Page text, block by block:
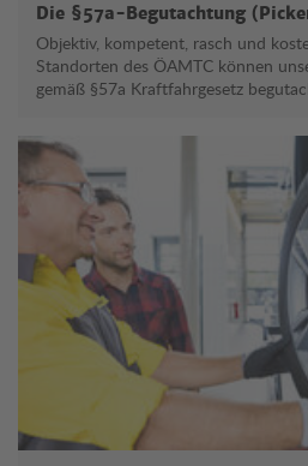
Die §57a-Begutachtung
Objektiv, kompetent, rasch und
Standorten des ÖAMTC können
gemäß §57a Kraftfahrgesetz
Minuten, Termin jetzt online